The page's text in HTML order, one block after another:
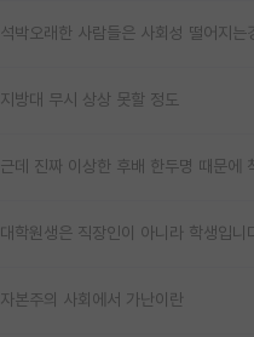
석박오래한 사람들은 사회성 떨어지는
지방대 무시 상상 못할 정도
근데 진짜 이상한 후배 한두명 때문에
대학원생은 직장인이 아니라 학생입니
자본주의 사회에서 가난이란